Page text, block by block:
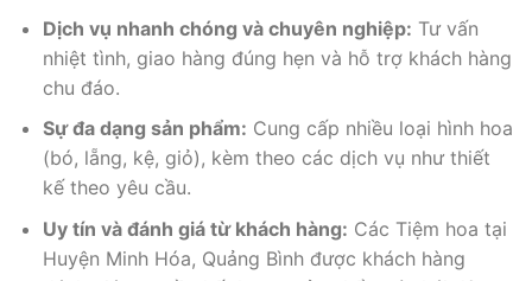
Dịch vụ nhanh chóng và chuyên nghiệp: Tư vấn
nhiệt tình, giao hàng đúng hẹn và hỗ trợ khách hàng
chu đáo.
Sự đa dạng sản phẩm: Cung cấp nhiều loại hình hoa
(bó, lẵng, kệ, giỏ), kèm theo các dịch vụ như thiết
kế theo yêu cầu.
Uy tín và đánh giá từ khách hàng: Các Tiệm hoa tại
Huyện Minh Hóa, Quảng Bình được khách hàng